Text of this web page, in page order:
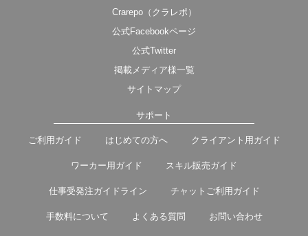
Crarepo（クラレポ）
公式Facebookページ
公式Twitter
掲載メディア様一覧
サイトマップ
サポート
ご利用ガイド はじめての方へ クライアント用ガイド
ワーカー用ガイド スキル販売ガイド
仕事受発注ガイドライン チャットご利用ガイド
手数料について よくある質問 お問い合わせ